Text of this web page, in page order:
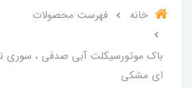
خانه فهرست محصولات
باک موتورسیکلت آبی صدفی ، سوری
ای مشکی